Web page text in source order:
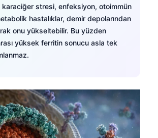
karaciğer stresi, enfeksiyon, otoimmün
hastalıklar, demir depolarından
onu yükseltebilir. Bu yüzden
yüksek ferritin sonucu asla tek